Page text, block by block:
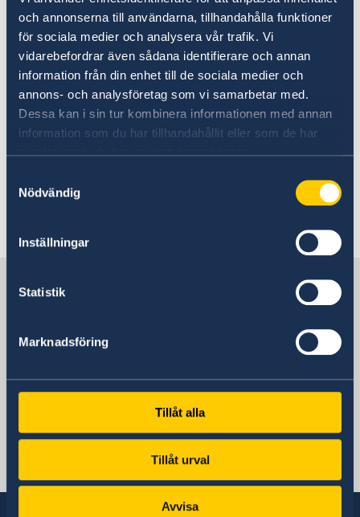
och annonserna till användarna, tillhandahålla funktioner
för sociala medier och analysera vår trafik. Vi
vidarebefordrar även sådana identifierare och annan
information från din enhet till de sociala medier och
annons- och analysföretag som vi samarbetar med.
Dessa kan i sin tur kombinera informationen med annan
information som du har tillhandahållit eller som de har
samlat in när du har använt deras tjänster.
Nödvändig
Inställningar
Statistik
Marknadsföring
Tillåt alla
Tillåt urval
Avvisa
UD:s reseinformation på
regeringen.se
Ladda ner appen UD Resklar
Ladda ner UD Resklar på Google Play
Följ UD Resklar på Facebook och X
UD Resklar på X
Sverige i Mauritius
Sveriges ambassad
Zimbabwe, Harare
Svenska konsulat
Mauritius